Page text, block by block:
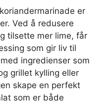
er
Ved å redusere
tilsette mer lime, får
som gir liv til
ingredienser som
grillet kylling eller
skape en perfekt
som er både